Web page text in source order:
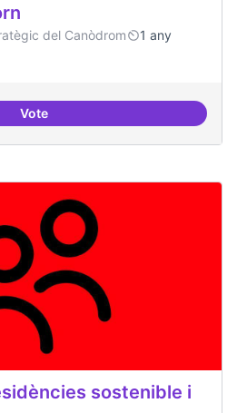
del Canòdrom
1 any
VoteExplicitar el retorn
sostenible i